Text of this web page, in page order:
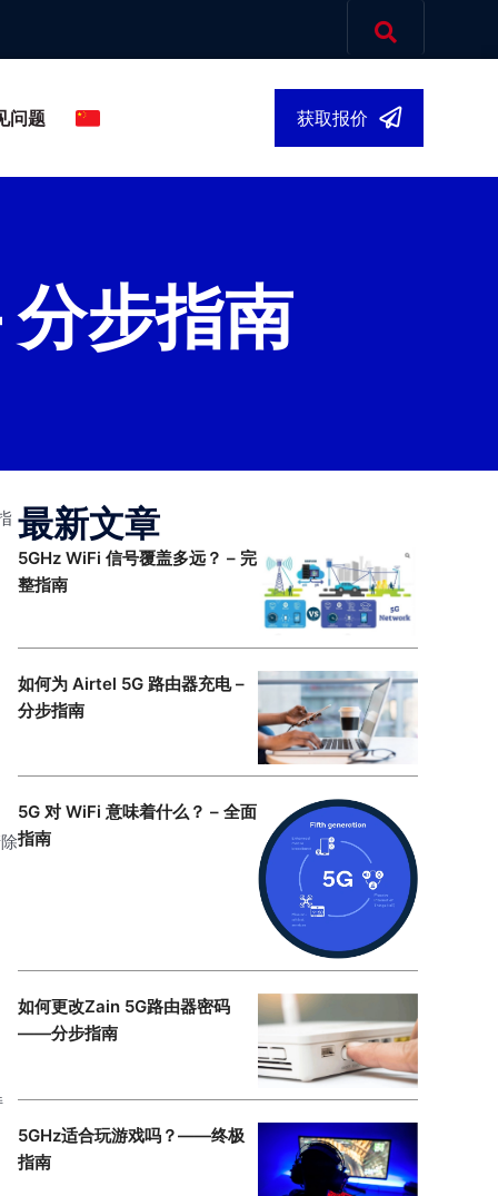
问题 获取报价
步指南
最新文章
5GHz WiFi 信号覆盖多远？ – 完
整指南
如何为 Airtel 5G 路由器充电 –
分步指南
5G 对 WiFi 意味着什么？ – 全面
指南
如何更改Zain 5G路由器密码
——分步指南
5GHz适合玩游戏吗？——终极
指南